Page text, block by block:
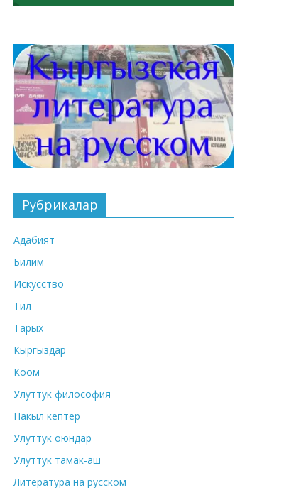
Рубрикалар
Адабият
Билим
Искусство
Тил
Тарых
Кыргыздар
Коом
Улуттук философия
Накыл кептер
Улуттук оюндар
Улуттук тамак-аш
Литература на русском